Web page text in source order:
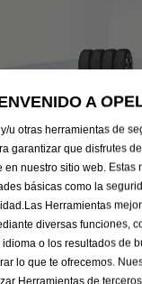
sobre tarifa
neumáticos
A
u otras herramientas de
garantizar que disfrutes
nuestro sitio web. Estas
básicas como la
Herramientas
diversas funciones,
o los resultados de
lo que te ofrecemos.
Herramientas de